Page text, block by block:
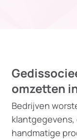
omzetten
Bedrijven
handmatige